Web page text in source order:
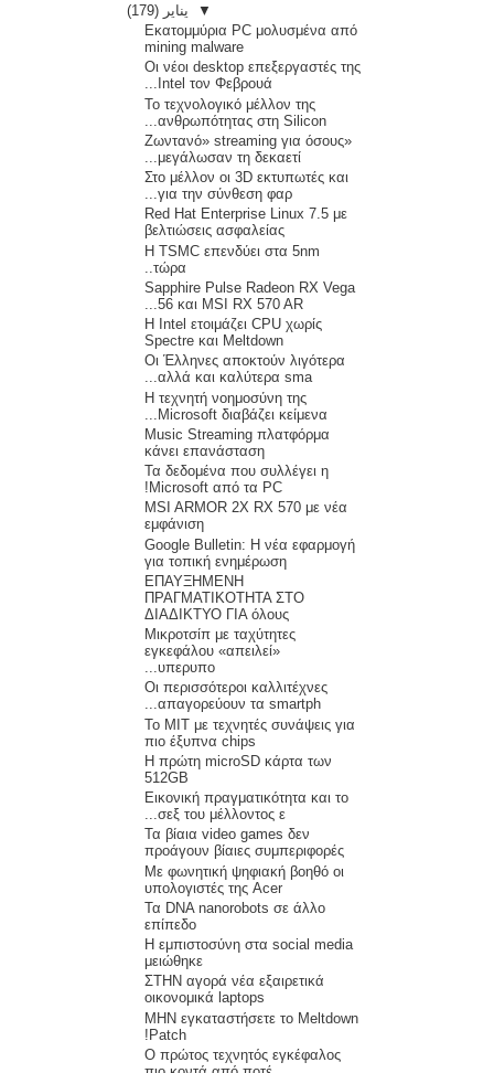
▼
يناير(179)
Εκατομμύρια PC μολυσμένα από
mining malware
Οι νέοι desktop επεξεργαστές της
Intel τον Φεβρουά...
To τεχνολογικό μέλλον της
ανθρωπότητας στη Silicon...
«Ζωντανό» streaming για όσους
μεγάλωσαν τη δεκαετί...
Στο μέλλον οι 3D εκτυπωτές και
για την σύνθεση φαρ...
Red Hat Enterprise Linux 7.5 με
βελτιώσεις ασφαλείας
Η TSMC επενδύει στα 5nm
τώρα..
Sapphire Pulse Radeon RX Vega
56 και MSI RX 570 AR...
Η Intel ετοιμάζει CPU χωρίς
Spectre και Meltdown
Οι Έλληνες αποκτούν λιγότερα
αλλά και καλύτερα sma...
Η τεχνητή νοημοσύνη της
Microsoft διαβάζει κείμενα...
Music Streaming πλατφόρμα
κάνει επανάσταση
Τα δεδομένα που συλλέγει η
Microsoft από τα PC!
MSI ARMOR 2X RX 570 με νέα
εμφάνιση
Google Bulletin: Η νέα εφαρμογή
για τοπική ενημέρωση
ΕΠΑΥΞΗΜΕΝΗ
ΠΡΑΓΜΑΤΙΚΟΤΗΤΑ ΣΤΟ
ΔΙΑΔΙΚΤΥΟ ΓΙΑ όλους
Μικροτσίπ με ταχύτητες
εγκεφάλου «απειλεί»
υπερυπο...
Οι περισσότεροι καλλιτέχνες
απαγορεύουν τα smartph...
Το MIT με τεχνητές συνάψεις για
πιο έξυπνα chips
Η πρώτη microSD κάρτα των
512GB
Eικονική πραγματικότητα και το
σεξ του μέλλοντος ε...
Τα βίαια video games δεν
προάγουν βίαιες συμπεριφορές
Με φωνητική ψηφιακή βοηθό οι
υπολογιστές της Acer
Τα DNA nanorobots σε άλλο
επίπεδο
H εμπιστοσύνη στα social media
μειώθηκε
ΣΤΗΝ αγορά νέα εξαιρετικά
οικονομικά laptops
ΜΗΝ εγκαταστήσετε το Meltdown
Patch!
Ο πρώτος τεχνητός εγκέφαλος